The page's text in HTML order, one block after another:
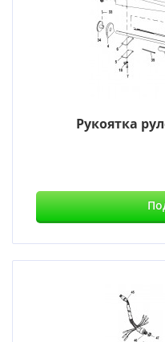
Рукоятка